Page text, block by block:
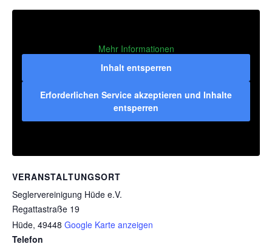
VERANSTALTUNGSORT
Seglervereinigung Hüde e.V.
Regattastraße 19
Hüde, 49448 Google Karte anzeigen
Telefon
Mehr Informationen
Inhalt entsperren
Erforderlichen Service akzeptieren und Inhalte
entsperren